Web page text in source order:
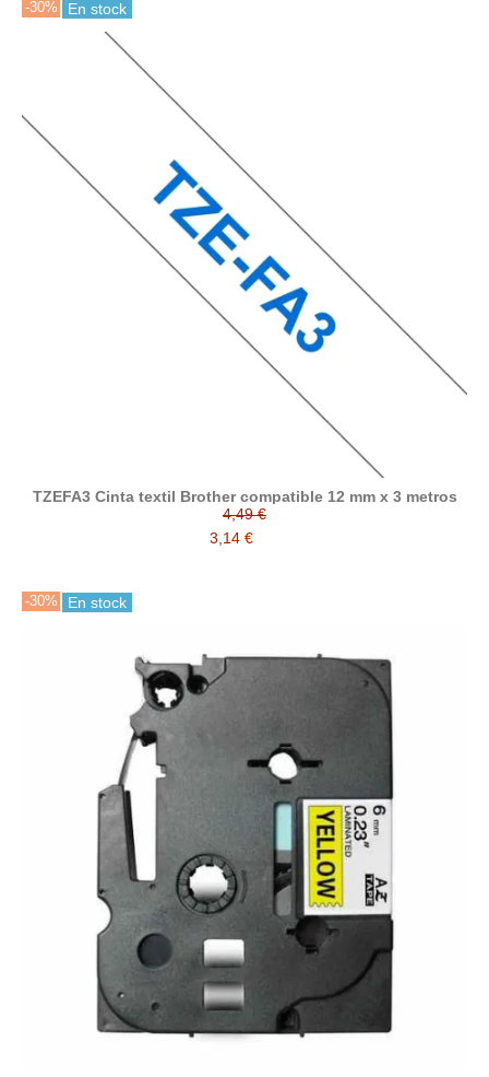
-30% En stock
TZEFA3 Cinta textil Brother compatible 12 mm x 3 metros
4,49 €
3,14 €
-30% En stock